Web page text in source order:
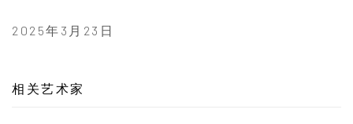
2025年3月23日
相关艺术家